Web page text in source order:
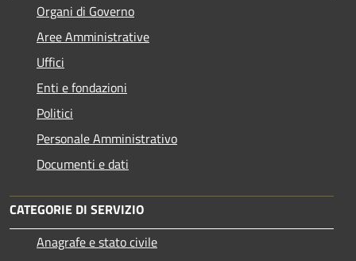
Organi di Governo
Aree Amministrative
Uffici
Enti e fondazioni
Politici
Personale Amministrativo
Documenti e dati
CATEGORIE DI SERVIZIO
Anagrafe e stato civile